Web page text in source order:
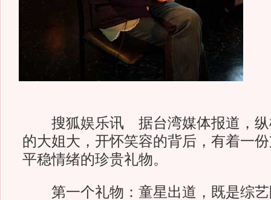
搜狐娱乐讯 据台湾媒体报道，纵
的大姐大，开怀笑容的背后，有着一
平稳情绪的珍贵礼物。
第一个礼物：童星出道，既是综艺